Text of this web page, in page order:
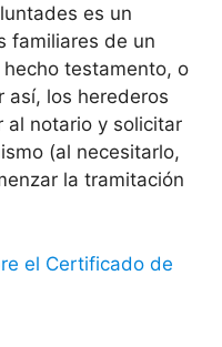
es un
familiares de un
testamento, o
así, los herederos
al notario y solicitar
(al necesitarlo,
la tramitación
el Certificado de